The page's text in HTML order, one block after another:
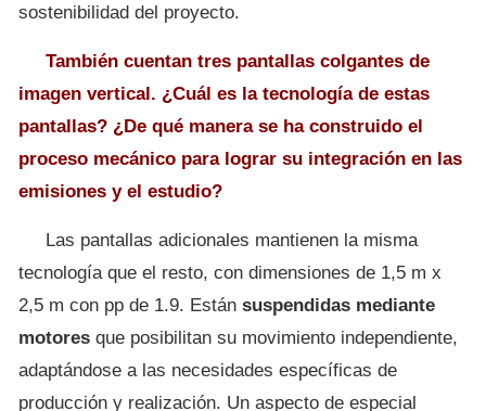
sostenibilidad del proyecto.
También cuentan tres pantallas colgantes de
imagen vertical. ¿Cuál es la tecnología de estas
pantallas? ¿De qué manera se ha construido el
proceso mecánico para lograr su integración en las
emisiones y el estudio?
Las pantallas adicionales mantienen la misma
tecnología que el resto, con dimensiones de 1,5 m x
2,5 m con pp de 1.9. Están suspendidas mediante
motores que posibilitan su movimiento independiente,
adaptándose a las necesidades específicas de
producción y realización. Un aspecto de especial